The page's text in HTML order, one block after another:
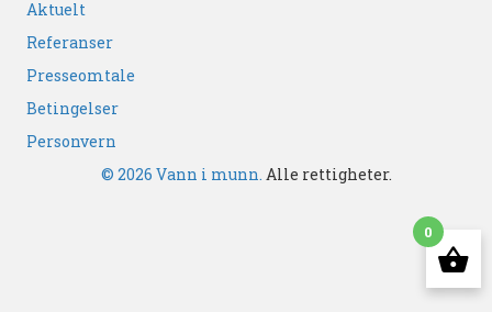
Aktuelt
Referanser
Presseomtale
Betingelser
Personvern
© 2026 Vann i munn. Alle rettigheter.
0